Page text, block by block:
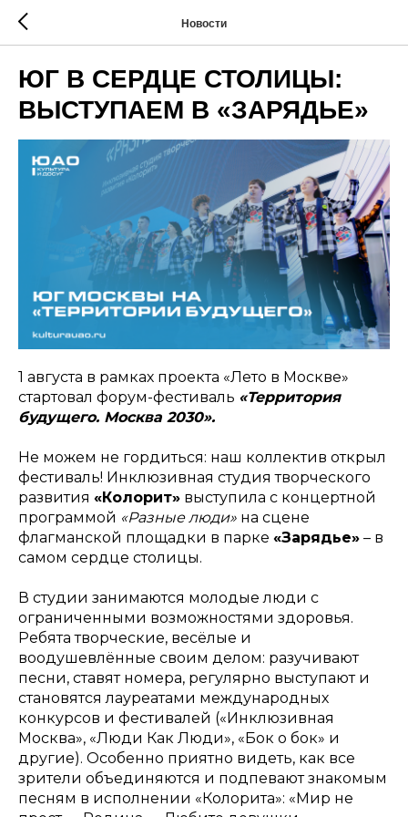
Новости
ЮГ В СЕРДЦЕ СТОЛИЦЫ:
ВЫСТУПАЕМ В «ЗАРЯДЬЕ»
1 августа в рамках проекта «Лето в Москве»
стартовал форум-фестиваль «Территория
будущего. Москва 2030».
Не можем не гордиться: наш коллектив открыл
фестиваль! Инклюзивная студия творческого
развития «Колорит» выступила с концертной
программой «Разные люди» на сцене
флагманской площадки в парке «Зарядье» – в
самом сердце столицы.
В студии занимаются молодые люди с
ограниченными возможностями здоровья.
Ребята творческие, весёлые и
воодушевлённые своим делом: разучивают
песни, ставят номера, регулярно выступают и
становятся лауреатами международных
конкурсов и фестивалей («Инклюзивная
Москва», «Люди Как Люди», «Бок о бок» и
другие). Особенно приятно видеть, как все
зрители объединяются и подпевают знакомым
песням в исполнении «Колорита»: «Мир не